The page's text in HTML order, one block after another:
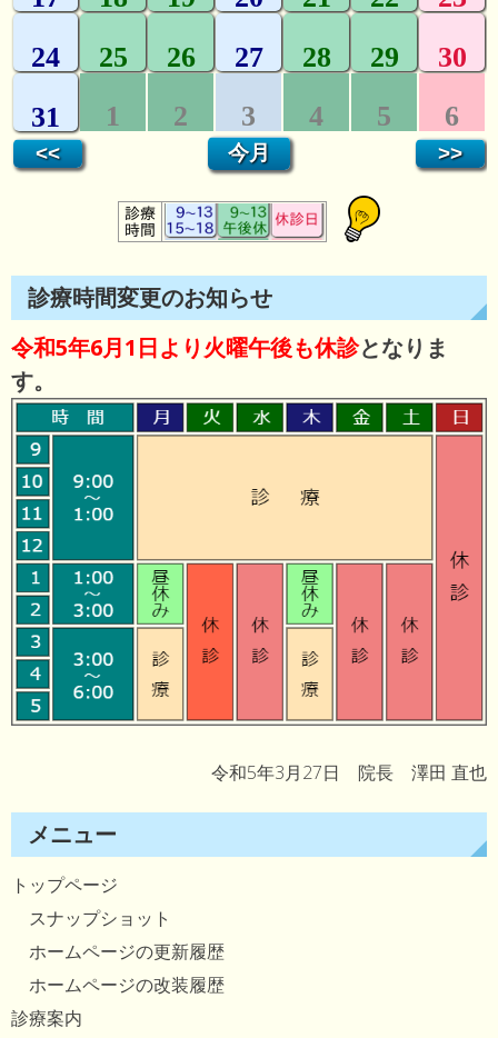
診療時間変更のお知らせ
令和5年6月1日より火曜午後も休診となりま
す。
令和5年3月27日 院長 澤田 直也
メニュー
トップページ
スナップショット
ホームページの更新履歴
ホームページの改装履歴
診療案内